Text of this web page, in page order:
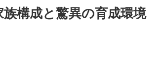
構成と驚異の育成環境